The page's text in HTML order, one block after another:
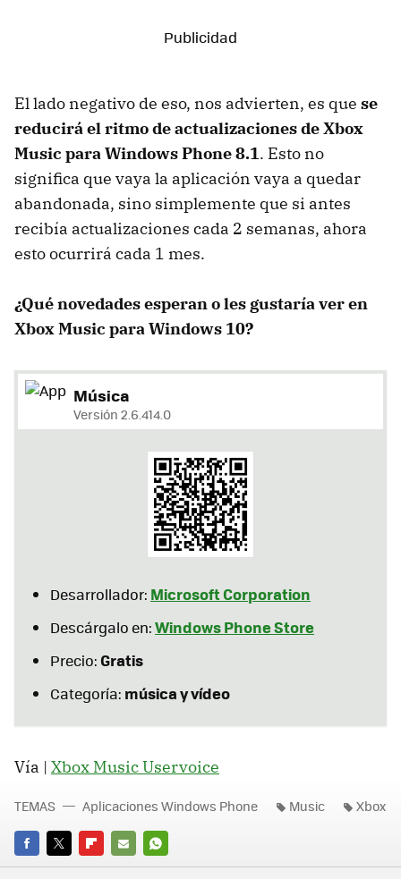
El lado negativo de eso, nos advierten, es que se
reducirá el ritmo de actualizaciones de Xbox
Music para Windows Phone 8.1. Esto no
significa que vaya la aplicación vaya a quedar
abandonada, sino simplemente que si antes
recibía actualizaciones cada 2 semanas, ahora
esto ocurrirá cada 1 mes.
¿Qué novedades esperan o les gustaría ver en
Xbox Music para Windows 10?
Música
Versión 2.6.414.0
Desarrollador: Microsoft Corporation
Descárgalo en:Windows Phone Store
Precio:Gratis
Categoría: música y vídeo
Vía | Xbox Music Uservoice
FACEBOOK
TWITTERFLIPBOARD
E-
WHATSAPP
TEMAS Aplicaciones Windows Phone Music Xbox